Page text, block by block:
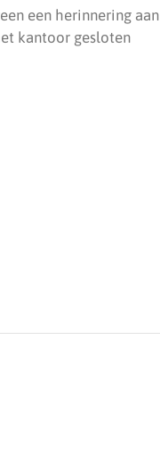
een herinnering aan
kantoor gesloten